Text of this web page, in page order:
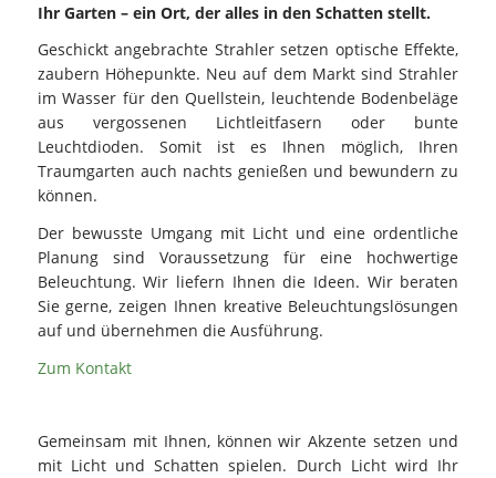
Ihr Garten – ein Ort, der alles in den Schatten stellt.
Geschickt angebrachte Strahler setzen optische Effekte,
zaubern Höhepunkte. Neu auf dem Markt sind Strahler
im Wasser für den Quellstein, leuchtende Bodenbeläge
aus vergossenen Lichtleitfasern oder bunte
Leuchtdioden. Somit ist es Ihnen möglich, Ihren
Traumgarten auch nachts genießen und bewundern zu
können.
Der bewusste Umgang mit Licht und eine ordentliche
Planung sind Voraussetzung für eine hochwertige
Beleuchtung. Wir liefern Ihnen die Ideen. Wir beraten
Sie gerne, zeigen Ihnen kreative Beleuchtungslösungen
auf und übernehmen die Ausführung.
Zum Kontakt
Gemeinsam mit Ihnen, können wir Akzente setzen und
mit Licht und Schatten spielen. Durch Licht wird Ihr